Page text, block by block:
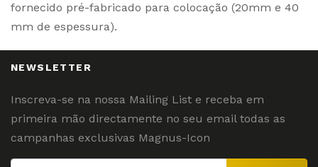
fornecido pré-fabricado para colocação (20mm e 40
mm de espessura).
NEWSLETTER
Inscreva-se na nossa Mailing List e receba em
primeira mão directamente no seu email todas as
campanhas exclusivas Magnus-Icon